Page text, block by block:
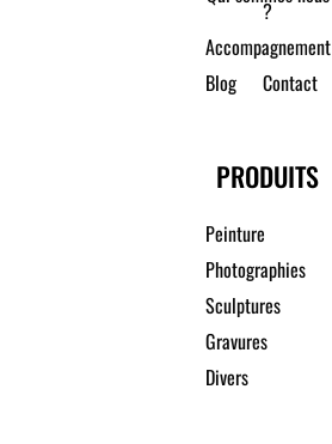
?
Accompagnement
Blog
Contact
PRODUITS
Peinture
Photographies
Sculptures
Gravures
Divers